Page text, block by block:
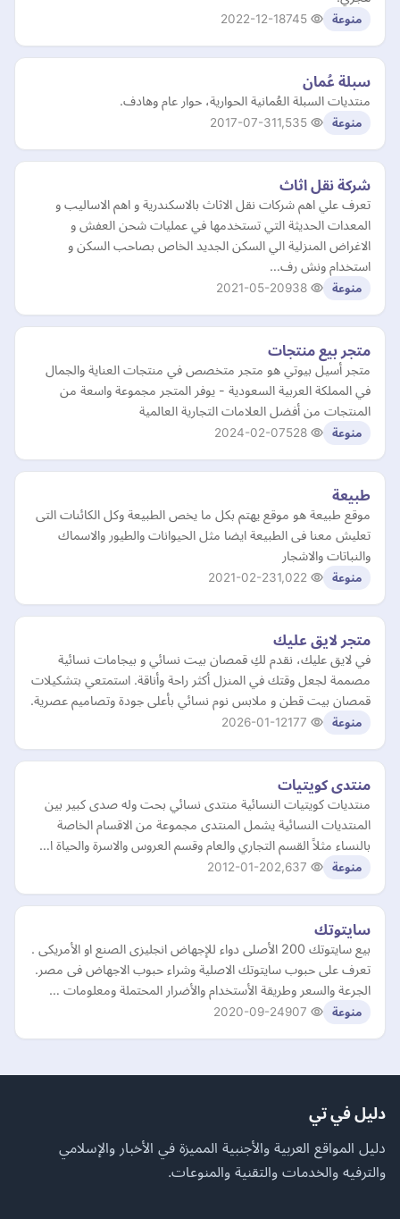
منوعة 2022-12-18
سبلة عُمان
منتديات السبلة العُمانية الحوارية، حوار عام وهادف.
منوعة 2017-07-31
شركة نقل اثاث
تعرف علي اهم شركات نقل الاثاث بالاسكندرية و اهم الاساليب و
المعدات الحديثة التي تستخدمها في عمليات شحن العفش و
الاغراض المنزلية الي السكن الجديد الخاص بصاحب السكن و
استخدام ونش رف…
منوعة 2021-05-20
متجر بيع منتجات
متجر أسيل بيوتي هو متجر متخصص في منتجات العناية والجمال
في المملكة العربية السعودية - يوفر المتجر مجموعة واسعة من
المنتجات من أفضل العلامات التجارية العالمية
منوعة 2024-02-07
طبيعة
موقع طبيعة هو موقع يهتم بكل ما يخص الطبيعة وكل الكائنات التى
تعليش معنا فى الطبيعة ايضا مثل الحيوانات والطيور والاسماك
والنباتات والاشجار
منوعة 2021-02-23
متجر لايق عليك
في لايق عليك، نقدم لكِ قمصان بيت نسائي و بيجامات نسائية
مصممة لجعل وقتك في المنزل أكثر راحة وأناقة. استمتعي بتشكيلات
قمصان بيت قطن و ملابس نوم نسائي بأعلى جودة وتصاميم عصرية.
منوعة 2026-01-12
منتدى كويتيات
منتديات كويتيات النسائية منتدى نسائي بحت وله صدى كبير بين
المنتديات النسائية يشمل المنتدى مجموعة من الاقسام الخاصة
بالنساء مثلاً القسم التجاري والعام وقسم العروس والاسرة والحياة ا…
منوعة 2012-01-20
سايتوتك
بيع سايتوتك 200 الأصلى دواء للإجهاض انجليزى الصنع او الأمريكى .
تعرف على حبوب سايتوتك الاصلية وشراء حبوب الاجهاض فى مصر.
الجرعة والسعر وطريقة الأستخدام والأضرار المحتملة ومعلومات …
منوعة 2020-09-24
دليل في تي
دليل المواقع العربية والأجنبية المميزة في الأخبار والإسلامي
والترفيه والخدمات والتقنية والمنوعات.